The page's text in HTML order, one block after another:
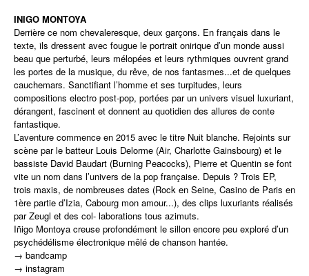
INIGO MONTOYA
Derrière ce nom chevaleresque, deux garçons. En français dans le
texte, ils dressent avec fougue le portrait onirique d’un monde aussi
beau que perturbé, leurs mélopées et leurs rythmiques ouvrent grand
les portes de la musique, du rêve, de nos fantasmes...et de quelques
cauchemars. Sanctifiant l’homme et ses turpitudes, leurs
compositions electro post-pop, portées par un univers visuel luxuriant,
dérangent, fascinent et donnent au quotidien des allures de conte
fantastique.
L’aventure commence en 2015 avec le titre Nuit blanche. Rejoints sur
scène par le batteur Louis Delorme (Air, Charlotte Gainsbourg) et le
bassiste David Baudart (Burning Peacocks), Pierre et Quentin se font
vite un nom dans l’univers de la pop française. Depuis ? Trois EP,
trois maxis, de nombreuses dates (Rock en Seine, Casino de Paris en
1ère partie d’Izia, Cabourg mon amour...), des clips luxuriants réalisés
par Zeugl et des col- laborations tous azimuts.
Iñigo Montoya creuse profondément le sillon encore peu exploré d’un
psychédélisme électronique mêlé de chanson hantée.
→ bandcamp
→ instagram